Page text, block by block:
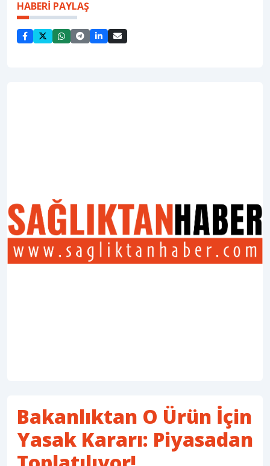
HABERİ PAYLAŞ
Bakanlıktan O Ürün İçin
Yasak Kararı: Piyasadan